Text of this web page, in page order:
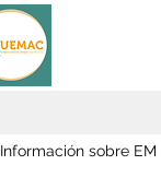
Información sobre EM